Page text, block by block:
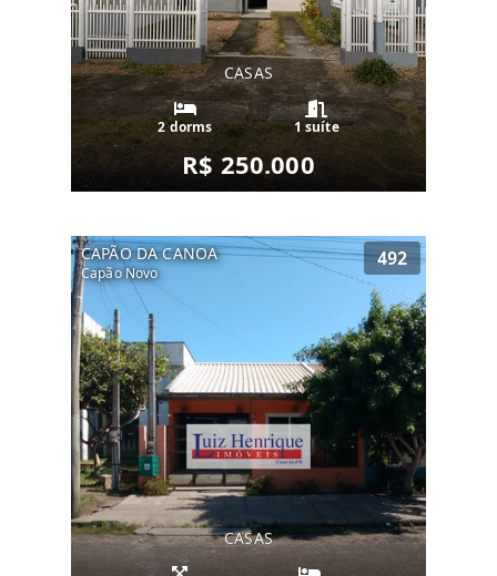
CASAS
2 dorms 1 suíte
R$ 250.000
CAPÃO DA CANOA
Capão Novo
492
CASAS